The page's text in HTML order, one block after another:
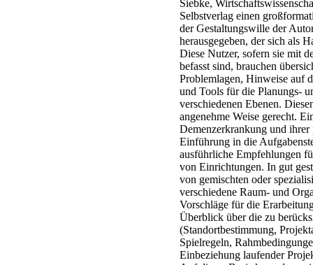
Siebke,
Selbstverlag einen
der Gestaltungswille der
herausgegeben, der sich als
Diese Nutzer, sofern sie mit
befasst sind, brauchen
Problemlagen, Hinweise auf
und Tools für die Planungs-
verschiedenen Ebenen.
angenehme Weise gerecht.
Demenzerkrankung und ihrer
Einführung in die
ausführliche Empfehlungen
von Einrichtungen. In gut
von gemischten oder
verschiedene Raum- und
Vorschläge für die
Überblick über die zu
(Standortbestimmung,
Spielregeln,
Einbeziehung laufender